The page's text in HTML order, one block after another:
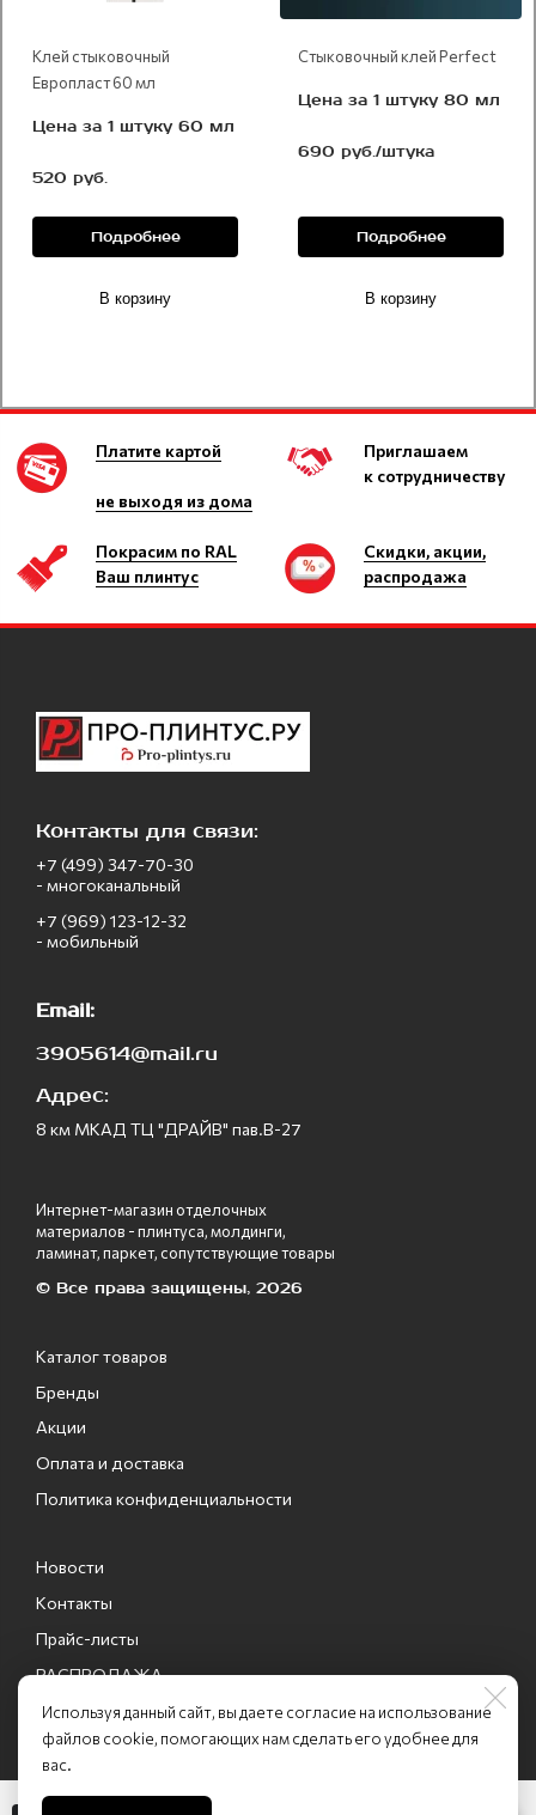
Клей стыковочный
Европласт 60 мл
Цена за 1 штуку 60 мл
520 руб.
Подробнее
В корзину
Стыковочный клей Perfect
Цена за 1 штуку 80 мл
690 руб./штука
Подробнее
В корзину
Платите картой
не выходя из дома
Приглашаем
к сотрудничеству
Покрасим по RAL
Ваш плинтус
Скидки, акции,
распродажа
Используя данный сайт, вы даете согласие на использование
файлов cookie, помогающих нам сделать его удобнее для
вас.
Контакты для связи:
+7 (499) 347-70-30
- многоканальный
+7 (969) 123-12-32
- мобильный
Email:
3905614@mail.ru
Адрес:
8 км МКАД ТЦ "ДРАЙВ" пав.В-27
Интернет-магазин отделочных
материалов - плинтуса, молдинги,
ламинат, паркет, сопутствующие товары
© Все права защищены, 2026
Каталог товаров
Бренды
Акции
Оплата и доставка
Политика конфиденциальности
Новости
Контакты
Прайс-листы
РАСПРОДАЖА
Промо-коды